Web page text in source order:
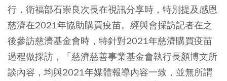
行，衛福部石崇良次長在視訊分享時，特別提及感恩
慈濟在2021年協助購買疫苗。經與會採訪記者在之
後參訪慈濟基金會時，特針對2021年慈濟購買疫苗
過程做採訪，「慈濟慈善事業基金會執行長顏博文所
談內容，均與2021年媒體報導內容一致，並無所謂